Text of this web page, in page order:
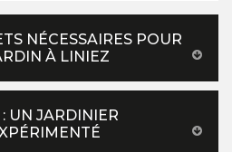
NÉCESSAIRES POUR
À LINIEZ
UN JARDINIER